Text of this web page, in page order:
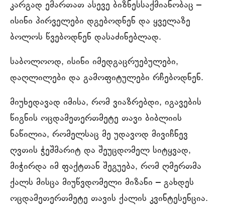
კარგად ემართათ ასევე ბიზნესსაქმიანობაც –
ისინი პირველები დგებოდნენ და ყველაზე
ბოლოს წვებოდნენ დასაძინებლად.
საბოლოოდ, ისინი იმედგაცრუებულები,
დაღლილები და გამოფიტულები რჩებოდნენ.
მიუხედავად იმისა, რომ ვიაზრებდი, იგავების
წიგნის ოცდამეთერთმეტე თავი ბიბლიის
ნაწილია, რომელსაც მე უდავოდ მივიჩნევ
ღვთის ჭეშმარიტ და შეუცდომელ სიტყვად,
მიჭირდა იმ ფაქტთან შეგუება, რომ ღმერთმა
ქალს მისცა მიუწვდომელი მიზანი – გახდეს
ოცდამეთერთმეტე თავის ქალის კვინტესენცია.